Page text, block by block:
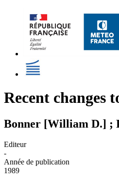
Recent changes
Bonner [William D.] ;
Editeur
-
Année de publication
1989